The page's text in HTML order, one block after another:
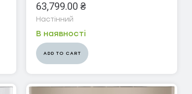
В наявності
63,799.00 ₴
Настінний
ADD TO CART